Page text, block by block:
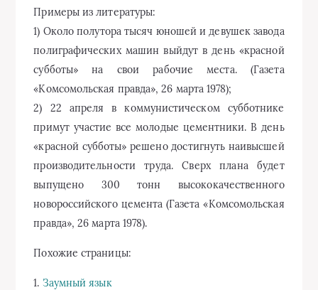
Примеры из литературы:
1) Около полутора тысяч юношей и девушек завода
полиграфических машин выйдут в день «красной
субботы» на свои рабочие места. (Газета
«Комсомольская правда», 26 марта 1978);
2) 22 апреля в коммунистическом субботнике
примут участие все молодые цементники. В день
«красной субботы» решено достигнуть наивысшей
производительности труда. Сверх плана будет
выпущено 300 тонн высококачественного
новороссийского цемента (Газета «Комсомольская
правда», 26 марта 1978).
Похожие страницы:
1. Заумный язык